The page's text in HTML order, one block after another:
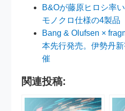
B&Oが藤原ヒロシ率
モノクロ仕様の4製品
Bang & Olufsen ×
本先行発売。伊勢丹
催
関連投稿: